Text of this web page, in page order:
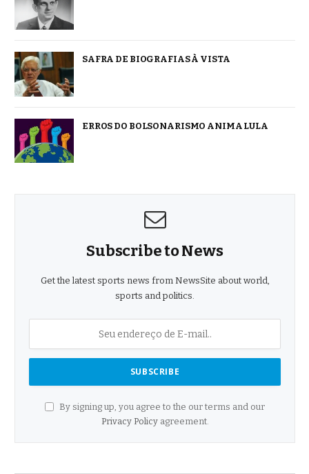
SAFRA DE BIOGRAFIAS À VISTA
ERROS DO BOLSONARISMO ANIMA LULA
Subscribe to News
Get the latest sports news from NewsSite about world,
sports and politics.
By signing up, you agree to the our terms and our
Privacy Policyagreement.